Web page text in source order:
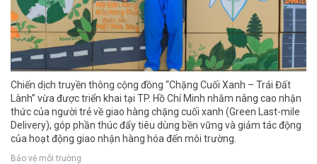
Chiến dịch truyền thông cộng đồng “Chặng Cuối Xanh – Trái Đất
Lành” vừa được triển khai tại TP. Hồ Chí Minh nhằm nâng cao nhận
thức của người trẻ về giao hàng chặng cuối xanh (Green Last-mile
Delivery), góp phần thúc đẩy tiêu dùng bền vững và giảm tác động
của hoạt động giao nhận hàng hóa đến môi trường.
Bảo vệ môi trường